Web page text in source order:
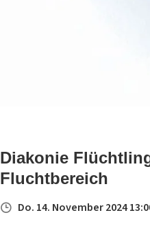
Diakonie
Fluchtbereich
Do. 14. November 2024